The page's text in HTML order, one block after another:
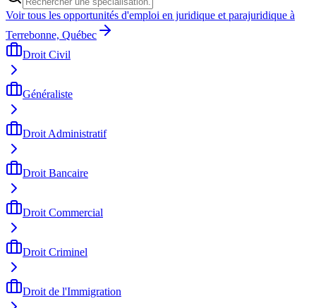
Voir tous les opportunités d'emploi en juridique et parajuridique à
Terrebonne, Québec
Droit Civil
Généraliste
Droit Administratif
Droit Bancaire
Droit Commercial
Droit Criminel
Droit de l'Immigration